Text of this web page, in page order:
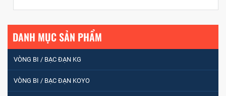
DANH MỤC SẢN PHẨM
VÒNG BI / BẠC ĐẠN KG
VÒNG BI / BẠC ĐẠN KOYO